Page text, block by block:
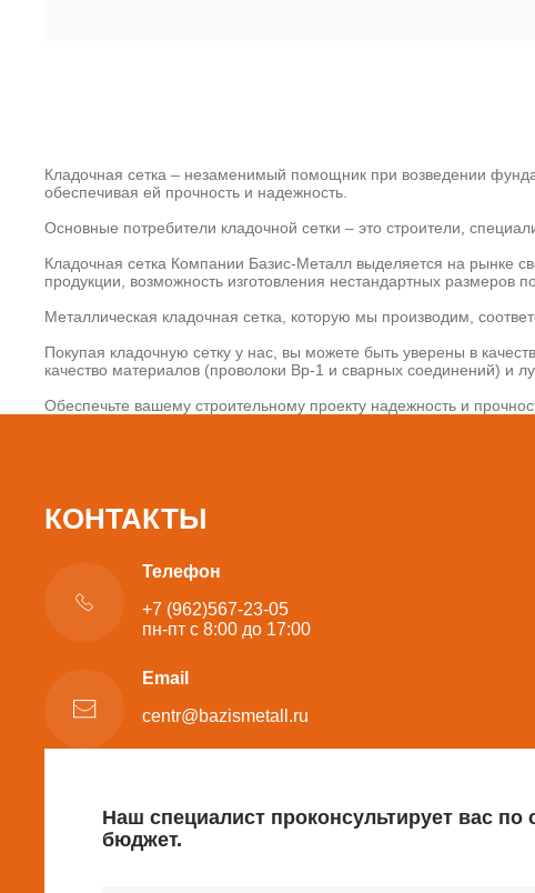
Кладочная сетка – незаменимый помощник при возведении
обеспечивая ей прочность и надежность.
Основные потребители кладочной сетки – это строители,
Кладочная сетка Компании Базис-Металл выделяется на рынке
продукции, возможность изготовления нестандартных размеров
Металлическая кладочная сетка, которую мы производим,
Покупая кладочную сетку у нас, вы можете быть уверены в
качество материалов (проволоки Вр-1 и сварных соединений) и
Обеспечьте вашему строительному проекту надежность и
КОНТАКТЫ
Телефон
+7 (962)567-23-05
пн-пт с 8:00 до 17:00
Email
centr@bazismetall.ru
Наш специалист проконсультирует вас
бюджет.